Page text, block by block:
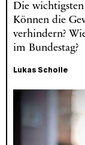
Die
Können die
verhindern?
im Bundestag?
Lukas Scholle